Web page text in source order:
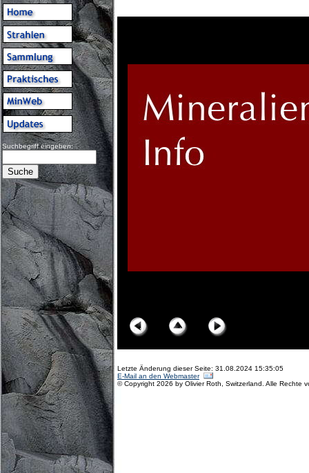
Suchbegriff eingeben:
Letzte Änderung dieser Seite: 31.08.2024 15:35:05
E-Mail an den Webmaster
© Copyright 2026 by Olivier Roth, Switzerland. Alle Rechte